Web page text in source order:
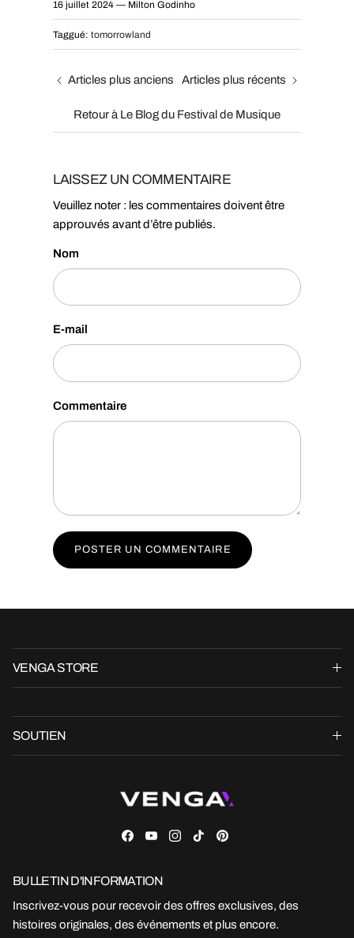
16 juillet 2024 — Milton Godinho
Taggué: tomorrowland
Articles plus anciens
Retour à Le Blog du Festival de Musique
Articles plus récents
LAISSEZ UN COMMENTAIRE
Veuillez noter : les commentaires doivent être
approuvés avant d’être publiés.
Nom
E-mail
Commentaire
POSTER UN COMMENTAIRE
VENGA STORE
SOUTIEN
Facebook
YouTubeInstagram
TikTokPinterest
BULLETIN D'INFORMATION
Inscrivez-vous pour recevoir des offres exclusives, des
histoires originales, des événements et plus encore.